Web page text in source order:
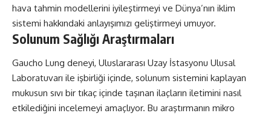
hava tahmin modellerini iyileştirmeyi ve Dünya’nın iklim
sistemi hakkındaki anlayışımızı geliştirmeyi umuyor.
Solunum Sağlığı Araştırmaları
Gaucho Lung deneyi, Uluslararası Uzay İstasyonu Ulusal
Laboratuvarı ile işbirliği içinde, solunum sistemini kaplayan
mukusun sıvı bir tıkaç içinde taşınan ilaçların iletimini nasıl
etkilediğini incelemeyi amaçlıyor. Bu araştırmanın mikro